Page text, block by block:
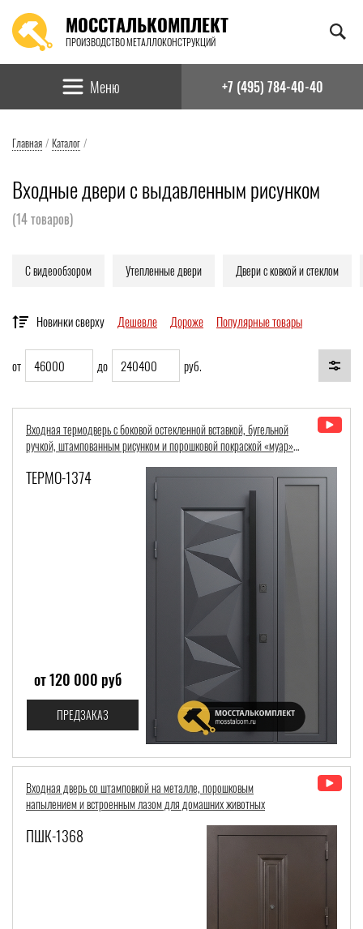
МОССТАЛЬКОМПЛЕКТ
ПРОИЗВОДСТВО МЕТАЛЛОКОНСТРУКЦИЙ
Найти:
Меню +7 (495) 784-40-40
Главная / Каталог /
Входные двери с выдавленным рисунком
(14товаров)
С видеообзором Утепленные двери Двери с ковкой и стеклом
Новинки сверху Дешевле Дороже Популярные товары
от до руб.
Терморазрыв Со скидкой
Входная термодверь с боковой остекленной вставкой, бугельной
ручкой, штампованным рисунком и порошковой покраской «муар»
ТЕРМО-1374
от 120 000 руб
ПРЕДЗАКАЗ
Входная дверь со штамповкой на металле, порошковым
напылением и встроенным лазом для домашних животных
ПШК-1368